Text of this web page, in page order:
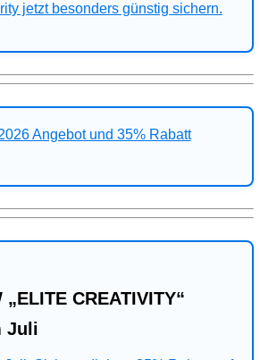
jetzt besonders günstig sichern.
CREATIVITY“
Juli